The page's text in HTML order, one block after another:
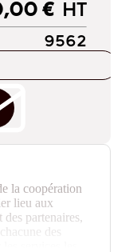
€ HT
9562
la coopération
lieu aux
partenaires,
des